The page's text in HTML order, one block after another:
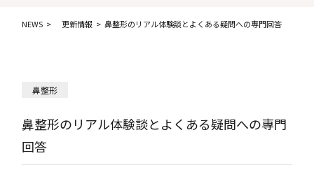
NEWS 更新情報 鼻整形のリアル体験談とよくある疑問への専門回答
鼻整形
鼻整形のリアル体験談とよくある疑問への専門
回答